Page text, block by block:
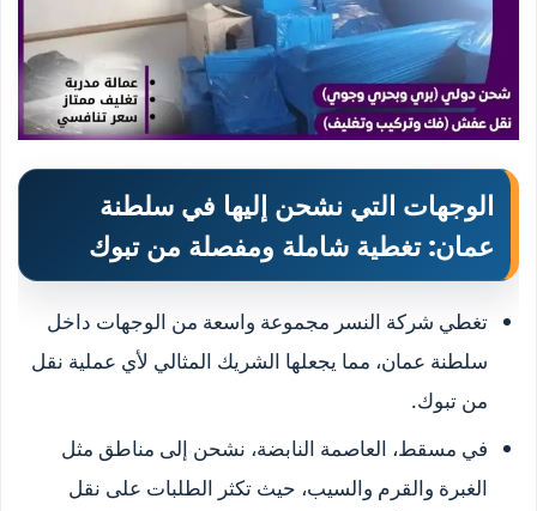
الوجهات التي نشحن إليها في سلطنة
عمان: تغطية شاملة ومفصلة من تبوك
تغطي شركة النسر مجموعة واسعة من الوجهات داخل
سلطنة عمان، مما يجعلها الشريك المثالي لأي عملية نقل
من تبوك.
في مسقط، العاصمة النابضة، نشحن إلى مناطق مثل
الغبرة والقرم والسيب، حيث تكثر الطلبات على نقل